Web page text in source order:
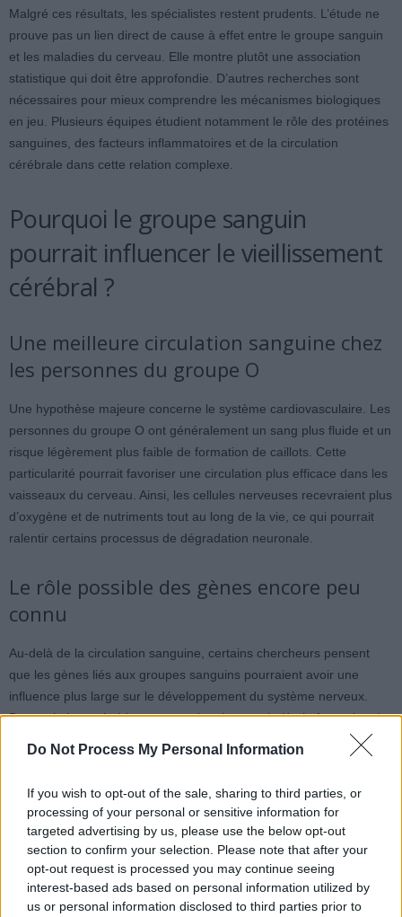
Do Not Process My Personal Information
If you wish to opt-out of the sale, sharing to third parties, or
processing of your personal or sensitive information for
targeted advertising by us, please use the below opt-out
section to confirm your selection. Please note that after your
opt-out request is processed you may continue seeing
interest-based ads based on personal information utilized by
us or personal information disclosed to third parties prior to
Malgré ces résultats, les spécialistes restent prudents. L’étude ne
prouve pas un lien direct de cause à effet entre le groupe sanguin
et les maladies du cerveau. Elle montre plutôt une association
statistique qui doit être approfondie. D’autres recherches sont
nécessaires pour mieux comprendre les mécanismes biologiques
en jeu. Plusieurs équipes étudient notamment le rôle des protéines
sanguines, des facteurs inflammatoires et de la circulation
cérébrale dans cette relation complexe.
Pourquoi le groupe sanguin
pourrait influencer le vieillissement
cérébral ?
Une meilleure circulation sanguine chez
les personnes du groupe O
Une hypothèse majeure concerne le système cardiovasculaire. Les
personnes du groupe O ont généralement un sang plus fluide et un
risque légèrement plus faible de formation de caillots. Cette
particularité pourrait favoriser une circulation plus efficace dans les
vaisseaux du cerveau. Ainsi, les cellules nerveuses recevraient plus
d’oxygène et de nutriments tout au long de la vie, ce qui pourrait
ralentir certains processus de dégradation neuronale.
Le rôle possible des gènes encore peu
connu
Au-delà de la circulation sanguine, certains chercheurs pensent
que les gènes liés aux groupes sanguins pourraient avoir une
influence plus large sur le développement du système nerveux.
Des variations génétiques pourraient intervenir dès la formation du
cerveau et affecter sa structure à long terme. Cette hypothèse
reste encore à explorer, mais elle ouvre de nouvelles perspectives
individuelles face au déclin cognitif.
L’hygiène de vie reste essentielle
Malgré ces découvertes, les experts rappellent que le groupe
sanguin n’est qu’un facteur parmi d’autres. La pratique régulière